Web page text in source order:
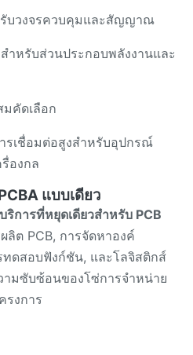
รับวงจรควบคุมและสัญญาณ
าหรับส่วนประกอบพลังงานและ
คัดเลือก
รเชื่อมต่อสูงสําหรับอุปกรณ์
องกล
แบบเดียว
บริการที่หยุดเดียวสําหรับ PCB
ลิต PCB, การจัดหาองค์
ทดสอบฟังก์ชัน, และโลจิสติกส์
มซับซ้อนของโซ่การจําหน่าย
รงการ